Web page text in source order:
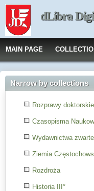
dLibra
MAIN PAGE
Narrow by collections
Rozprawy doktorskie
Czasopisma
Wydawnictwa zwarte
Ziemia
Rozdroża
Historia III°